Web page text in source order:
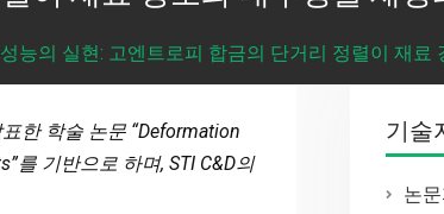
능의 실현: 고엔트로피 합금의 단거리 정렬이 재료
한 학술 논문 “Deformation
를 기반으로 하며, STI C&D의
기술
논